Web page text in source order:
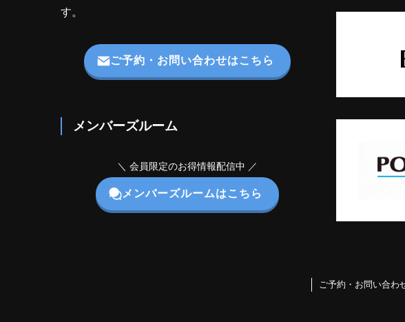
す。
ご予約・お問い合わせはこちら
メンバーズルーム
＼ 会員限定のお得情報配信中 ／
メンバーズルームはこちら
ご予約・お問い合わ